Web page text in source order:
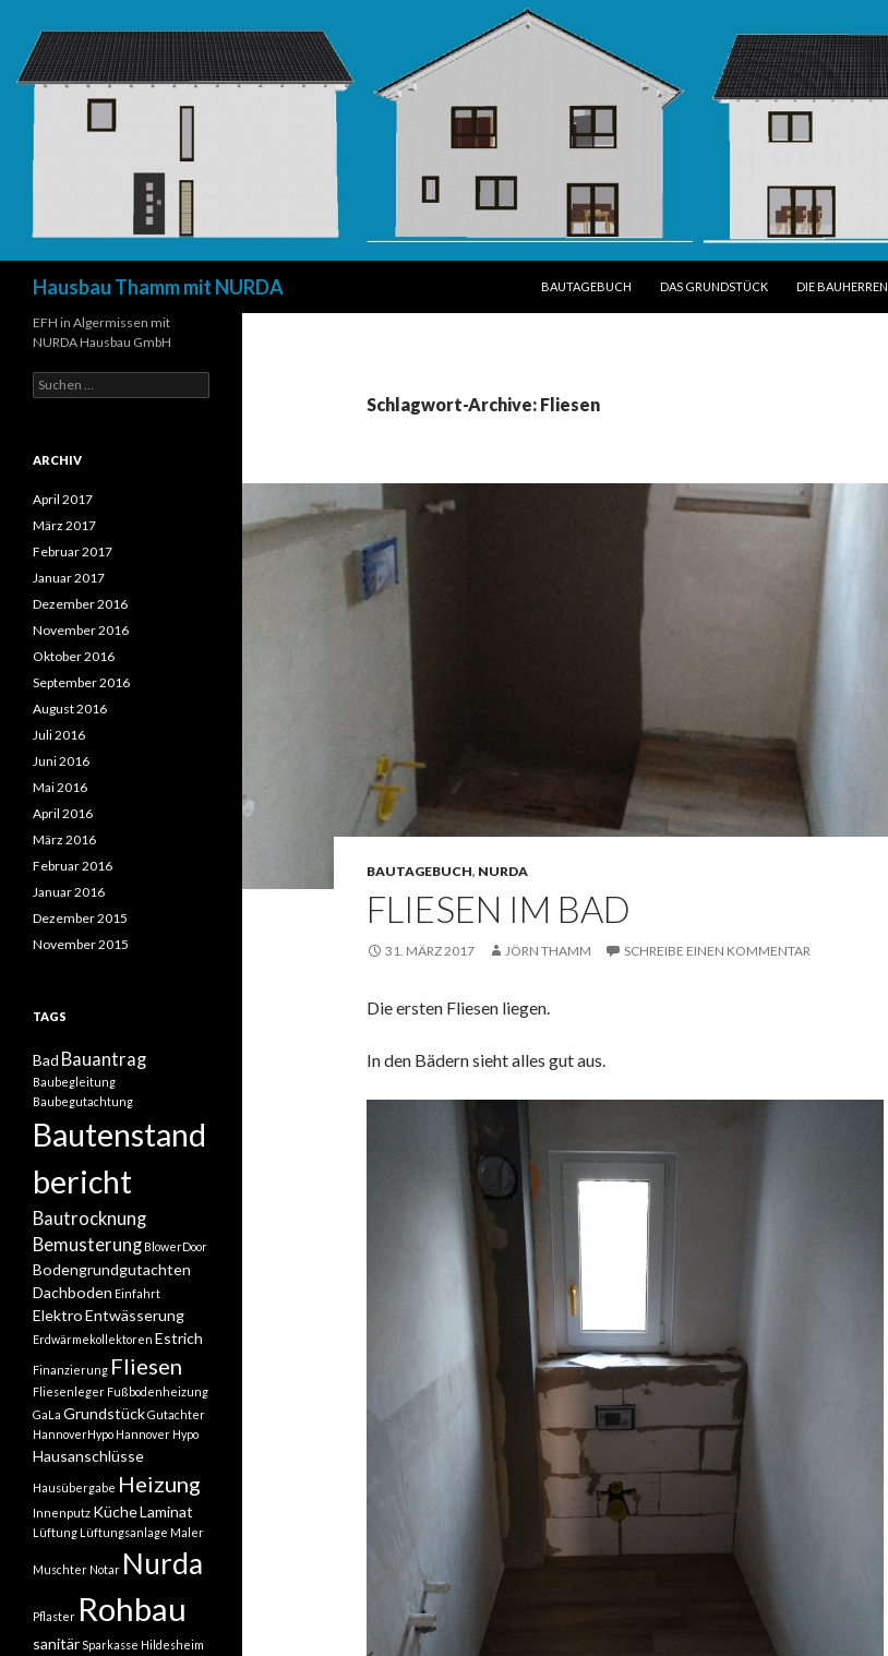
Hausbau Thamm mit NURDA
BAUTAGEBUCH
DAS GRUNDSTÜCK DIE BAUHERREN
Schlagwort-Archive: Fliesen
BAUTAGEBUCH, NURDA
FLIESEN IM BAD
31. MÄRZ 2017 JÖRN THAMM SCHREIBE EINEN KOMMENTAR
Die ersten Fliesen liegen.
In den Bädern sieht alles gut aus.
EFH in Algermissen mit
NURDA Hausbau GmbH
Suchen
nach:
ARCHIV
April 2017
März 2017
Februar 2017
Januar 2017
Dezember 2016
November 2016
Oktober 2016
September 2016
August 2016
Juli 2016
Juni 2016
Mai 2016
April 2016
März 2016
Februar 2016
Januar 2016
Dezember 2015
November 2015
TAGS
Bad Bauantrag
Baubegleitung
Baubegutachtung
Bautenstand
bericht
Bautrocknung
Bemusterung BlowerDoor
Bodengrundgutachten
Dachboden Einfahrt
ElektroEntwässerung
Erdwärmekollektoren Estrich
Finanzierung Fliesen
Fliesenleger Fußbodenheizung
GaLa GrundstückGutachter
HannoverHypo Hannover Hypo
Hausanschlüsse
Hausübergabe Heizung
Innenputz KücheLaminat
Lüftung Lüftungsanlage Maler
Muschter Notar Nurda
Pflaster Rohbau
sanitär Sparkasse Hildesheim